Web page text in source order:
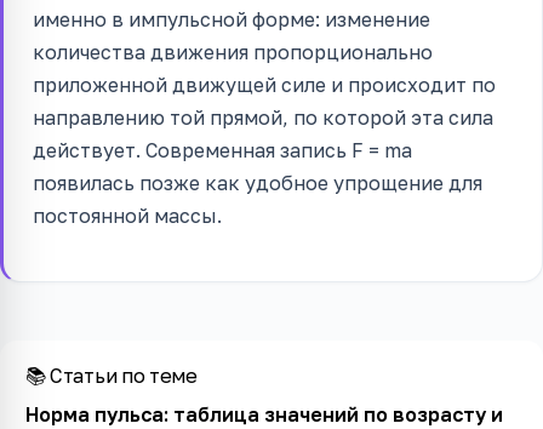
именно в импульсной форме: изменение
количества движения пропорционально
приложенной движущей силе и происходит по
направлению той прямой, по которой эта сила
действует. Современная запись F = ma
появилась позже как удобное упрощение для
постоянной массы.
📚 Статьи по теме
Норма пульса: таблица значений по возрасту и